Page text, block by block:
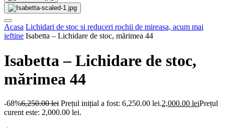
Acasa Lichidari de stoc si reduceri rochii de mireasa, acum mai
ieftine Isabetta – Lichidare de stoc, mărimea 44
Isabetta – Lichidare de stoc,
mărimea 44
-68%6,250.00lei Prețul inițial a fost: 6,250.00 lei.2,000.00 leiPrețul
curent este: 2,000.00 lei.